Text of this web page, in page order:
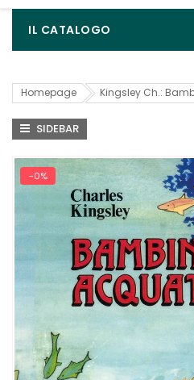
IL CATALOGO
Homepage Kingsley Ch.:
SIDEBAR
-0%